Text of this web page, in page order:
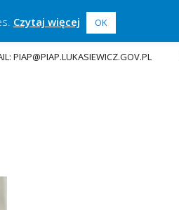
PIAP@PIAP.LUKASIEWICZ.GOV.PL
Czytaj więcej OK